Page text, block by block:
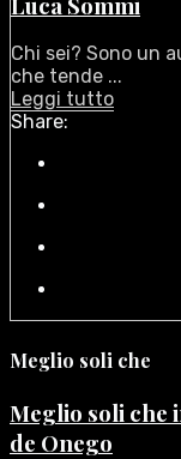
Chi sei? Sono un
che tende ...
Leggi tutto
Share:
Meglio soli che
Meglio soli che
de Onego